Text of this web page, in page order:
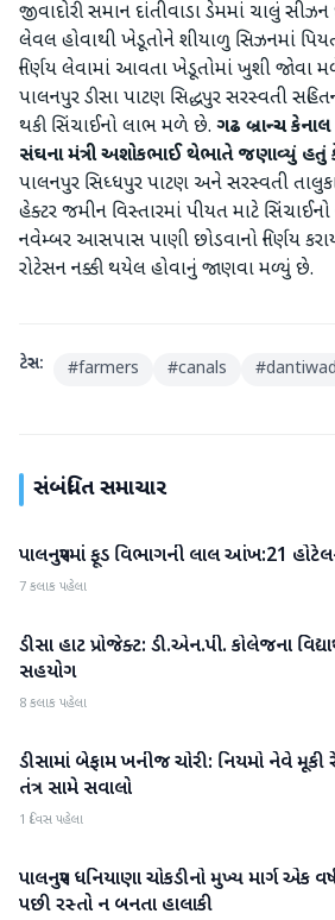
જીવાદોરી સમાન દાંતીવાડા ડેમમાં ચાલું
લેવલ હોવાથી ખેડૂતોને શીયાળુ સિઝનમાં
નિર્ણય લેવામાં આવતા ખેડૂતોમાં ખુશી જોવા
પાલનપુર ડીસા પાટણ સિદ્ધપુર સરસ્વતી
થકી સિંચાઈનો લાભ મળે છે. ગઢ બ્રાન્ચ
સંઘના મંત્રી અશોકભાઈ થેભાતે જણાવ્યું હતું
પાલનપુર સિધ્ધપુર પાટણ અને સરસ્વતી
હેક્ટર જમીન વિસ્તારમાં પીયત માટે
નવેમ્બર આસપાસ પાણી છોડવાનો નિર્ણય
રોટેસન નક્કી થયેલ હોવાનું જાણવા મળ્યું છે.
ટેગ્સ: #farmers #canals #
સંબંધિત સમાચાર
બનાસકાંઠા
પાલનપુરમાં ફૂડ વિભાગની લાલ આંખ:21
7 કલાક પહેલા
બનાસકાંઠા
ડીસા હાટ પ્રોજેક્ટ: ડી.એન.પી. કોલેજના
સહયોગ
8 કલાક પહેલા
બનાસકાંઠા
ડીસામાં બેફામ ખનીજ ચોરી: નિયમો નેવે મૂકી
તંત્ર સામે સવાલો
1 દિવસ પહેલા
બનાસકાંઠા
પાલનપુર ધનિયાણા ચોકડીનો મુખ્ય માર્ગ એક
પછી રસ્તો ન બનતા હાલાકી